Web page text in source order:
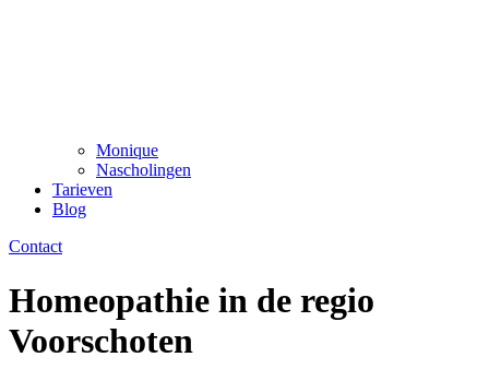
Monique
Nascholingen
Tarieven
Blog
Contact
Homeopathie in de regio
Voorschoten